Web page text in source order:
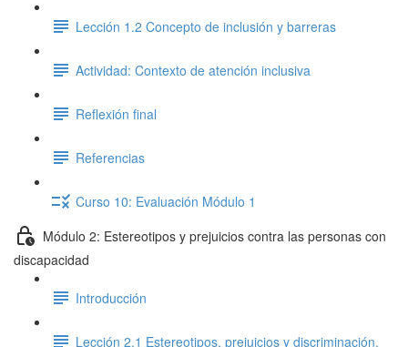
Lección 1.2 Concepto de inclusión y barreras
Actividad: Contexto de atención inclusiva
Reflexión final
Referencias
Curso 10: Evaluación Módulo 1
Módulo 2: Estereotipos y prejuicios contra las personas con
discapacidad
Introducción
Lección 2.1 Estereotipos, prejuicios y discriminación.